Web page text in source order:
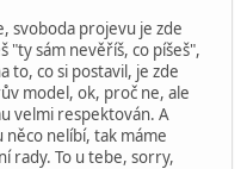
svoboda projevu je zde
"ty sám nevěříš, co píšeš",
to, co si postavil, je zde
model, ok, proč ne, ale
velmi respektován. A
něco nelíbí, tak máme
rady. To u tebe, sorry,